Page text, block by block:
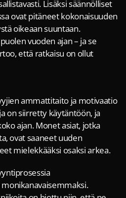
Lisäksi säännölliset
ovat pitäneet kokonaisuuden
oikeaan suuntaan.
vuoden ajan – ja se
että ratkaisu on ollut
ammattitaito ja motivaatio
on siirretty käytäntöön, ja
ajan. Monet asiat, jotka
ovat saaneet uuden
mielekkääksi osaksi arkea.